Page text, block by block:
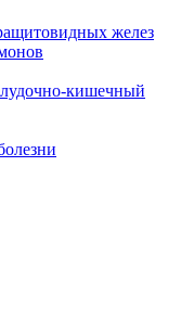
желез
кишечный